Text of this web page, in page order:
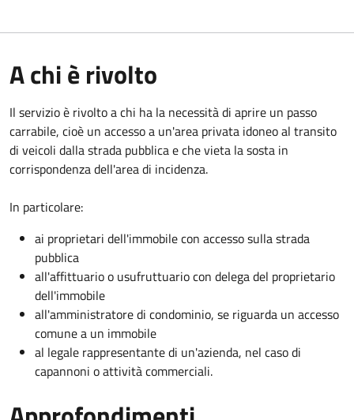
A chi è rivolto
Il servizio è rivolto a chi ha la necessità di aprire un passo
carrabile, cioè un accesso a un'area privata idoneo al transito
di veicoli dalla strada pubblica e che vieta la sosta in
corrispondenza dell'area di incidenza.
In particolare:
ai proprietari dell'immobile con accesso sulla strada
pubblica
all'affittuario o usufruttuario con delega del proprietario
dell'immobile
all'amministratore di condominio, se riguarda un accesso
comune a un immobile
al legale rappresentante di un'azienda, nel caso di
capannoni o attività commerciali.